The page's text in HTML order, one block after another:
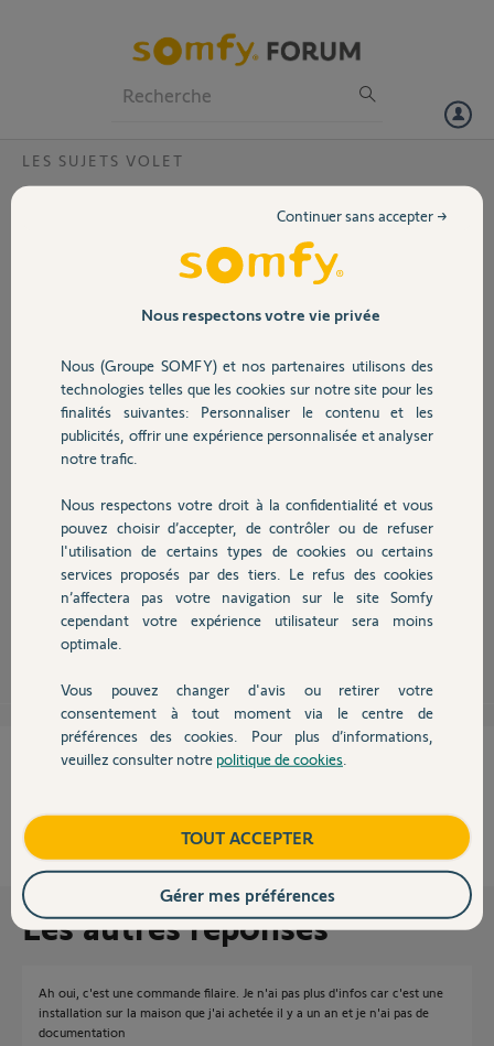
Volet
Sécurité
Domotique
Chauffage
Autres produits
Devis avec un pro
Contact
LES SUJETS VOLET
Volet roulant est bloqué en position
intermédiaire. Les fins d course semblent
avoir un problème mécanique.
il y a presque 11 ans
Participer au fil de discussion
Bonjour,
ça dépend du type de moteur et du type de commande.
Si vous ne dites rien sur votre installation ça va être difficile de vous
Cette réponse vous a-t-elle aidé ?
33%des internautes ont trouvé cette réponse utile
Les autres réponses
Ah oui, c'est une commande filaire. Je n'ai pas plus d'infos car c'est une
installation sur la maison que j'ai achetée il y a un an et je n'ai pas de
documentation
Nous respectons votre vie privée
Nous (Groupe SOMFY) et nos partenaires utilisons des
technologies telles que les cookies sur notre site pour les
finalités suivantes: Personnaliser le contenu et les
publicités, offrir une expérience personnalisée et analyser
notre trafic.
Nous respectons votre droit à la confidentialité et vous
pouvez choisir d’accepter, de contrôler ou de refuser
l'utilisation de certains types de cookies ou certains
services proposés par des tiers. Le refus des cookies
n’affectera pas votre navigation sur le site Somfy
cependant votre expérience utilisateur sera moins
optimale.
Vous pouvez changer d'avis ou retirer votre
consentement à tout moment via le centre de
préférences des cookies. Pour plus d’informations,
veuillez consulter notre politique de cookies
Continuer sans accepter →
TOUT ACCEPTER
Gérer mes préférences